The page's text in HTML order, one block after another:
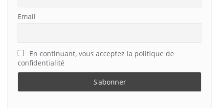
Email
En continuant, vous acceptez la politique de
confidentialité